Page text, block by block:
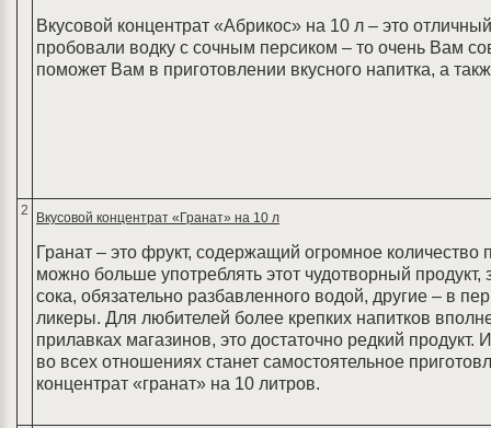
Вкусовой концентрат «Абрикос» на 10 л – это
пробовали водку с сочным персиком – то очень Вам
поможет Вам в приготовлении вкусного напитка, а
2 Вкусовой концентрат «Гранат» на 10 л
Гранат – это фрукт, содержащий огромное
можно больше употреблять этот чудотворный
сока, обязательно разбавленного водой, другие – в
ликеры. Для любителей более крепких напитков
прилавках магазинов, это достаточно редкий
во всех отношениях станет самостоятельное
концентрат «гранат» на 10 литров.